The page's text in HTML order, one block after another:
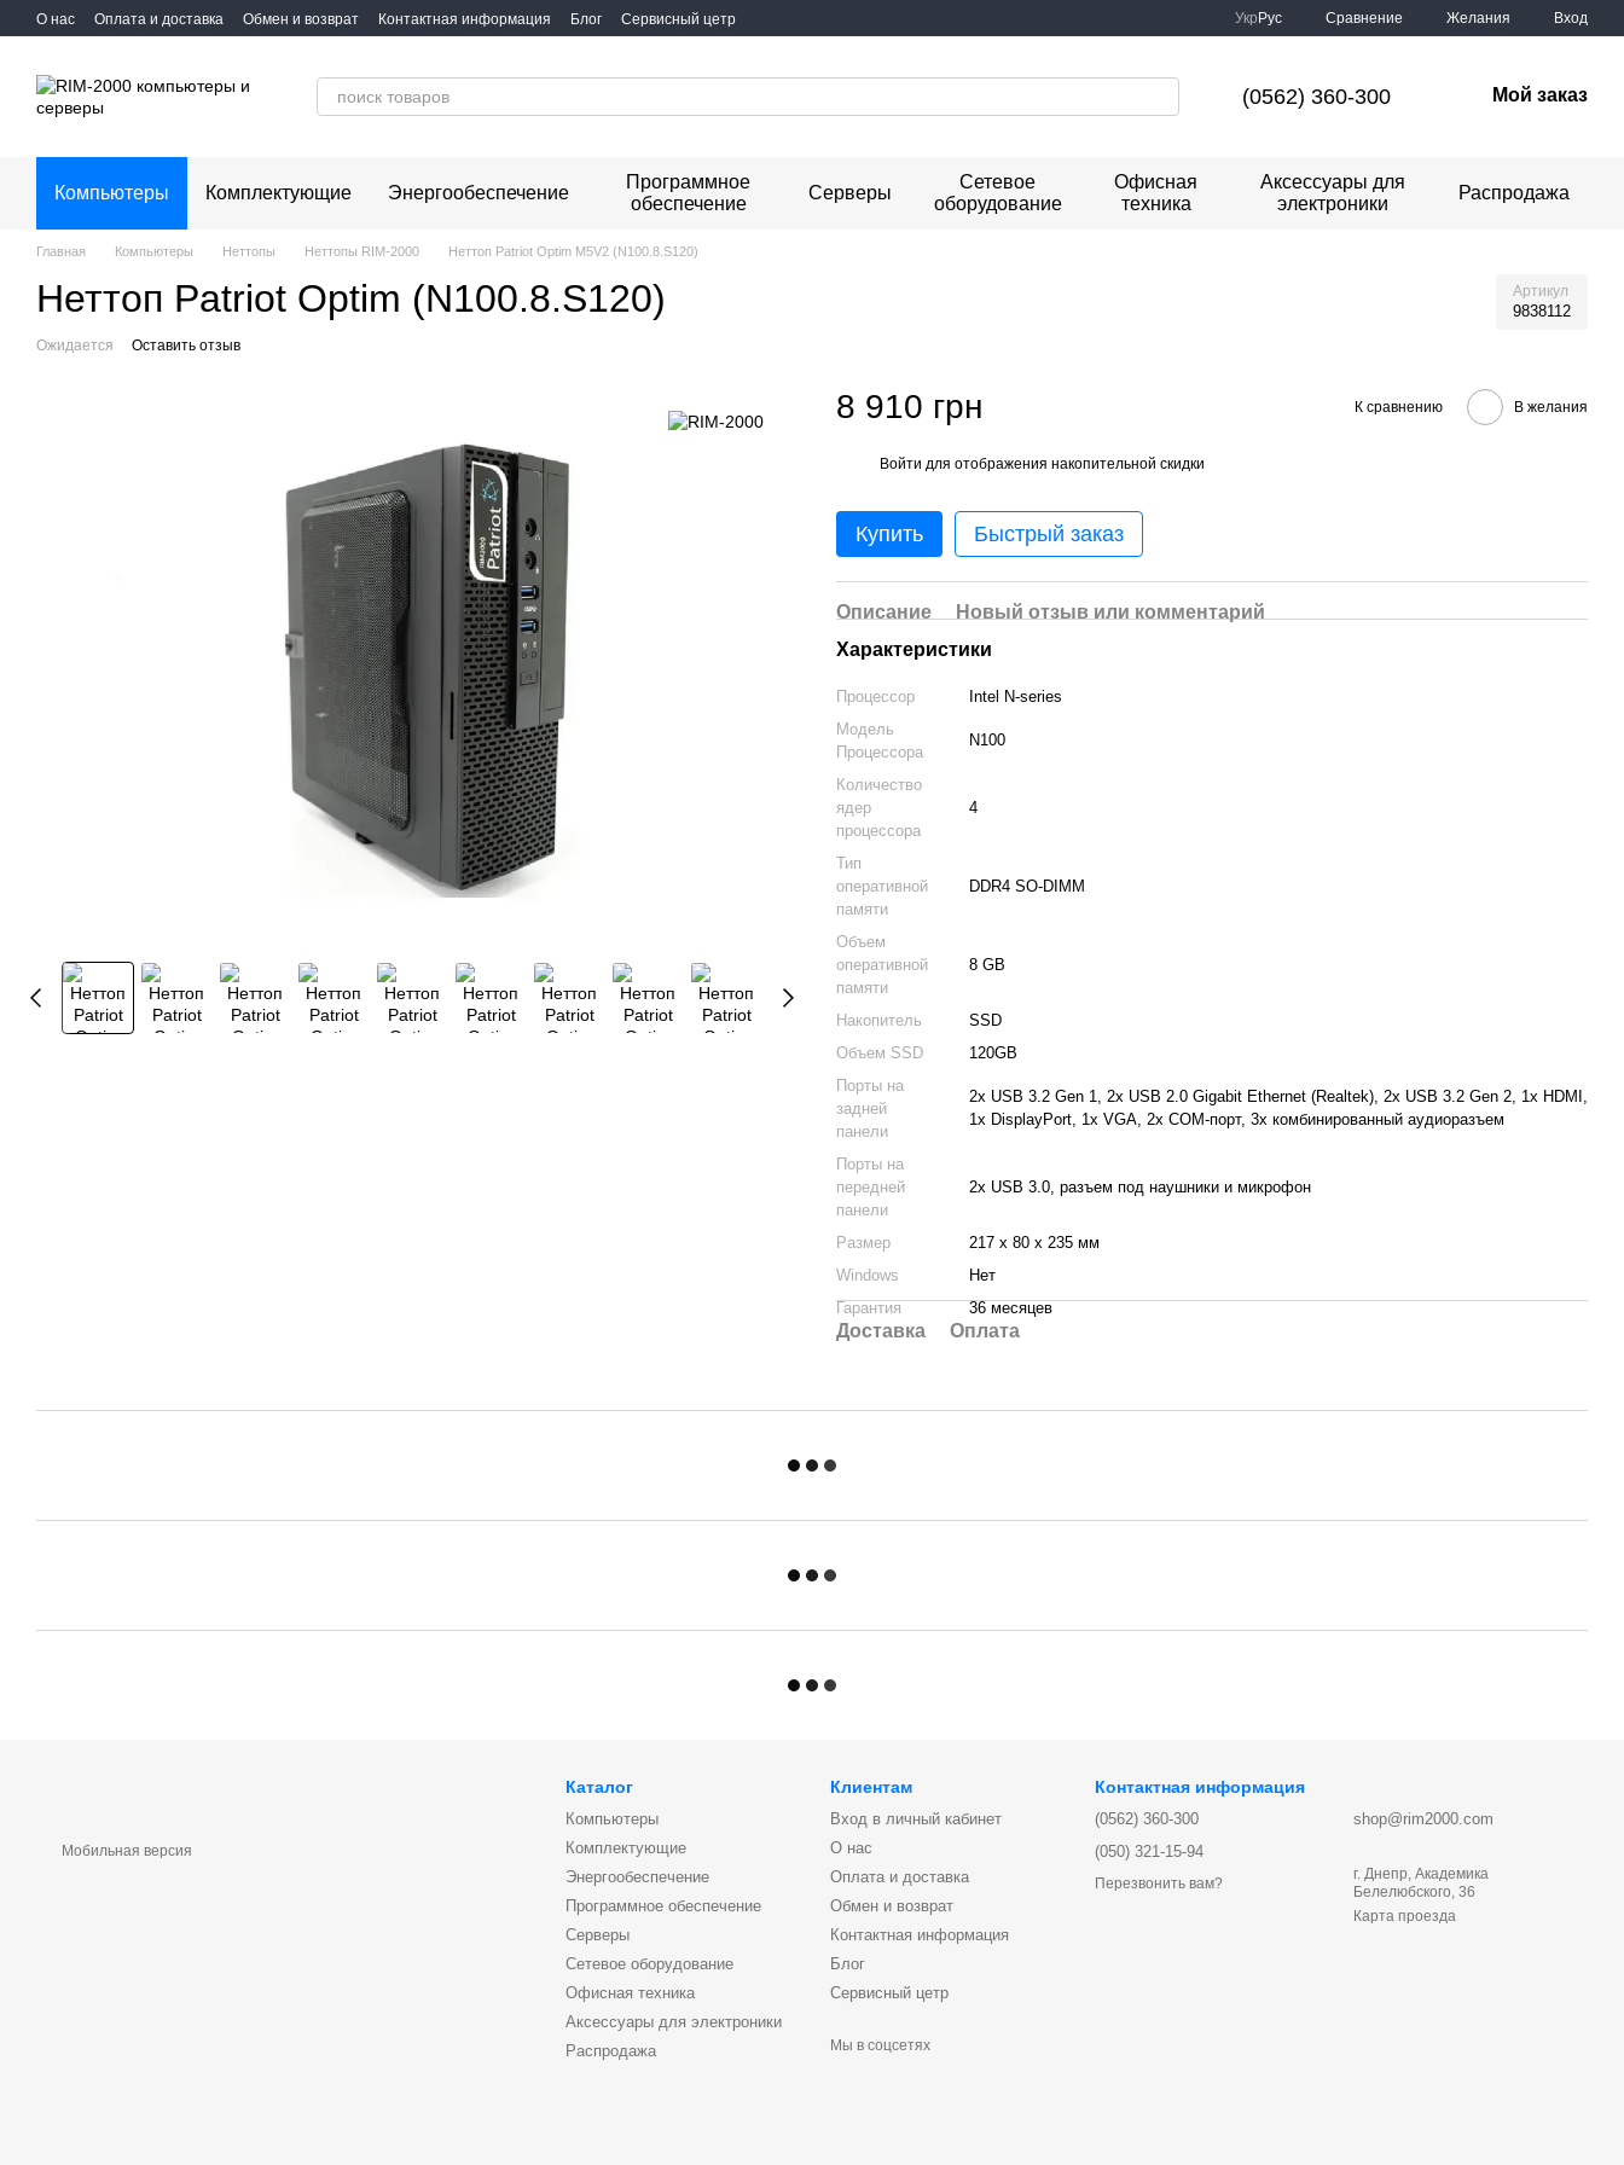
Перейти к основному контенту
О нас Оплата и доставка Обмен и возврат Контактная информация Блог Сервисный цетр Укр Рус Сравнение Желания Вход
(0562) 360-300 Мой заказ
Компьютеры Комплектующие Энергообеспечение
Программное
обеспечение
Серверы
Сетевое
оборудование
Офисная
техника
Аксессуары для
электроники
Распродажа
Главная Компьютеры Неттопы Неттопы RIM-2000 Неттоп Patriot Optim M5V2 (N100.8.S120)
Неттоп Patriot Optim (N100.8.S120) Артикул
9838112
Ожидается Оставить отзыв
8 910 грн К сравнению В желания
Войти для отображения накопительной скидки
Купить Быстрый заказ
Описание
Новый отзыв или комментарий
Характеристики
Процессор
Intel N-series
Модель
Процессора
N100
Количество
ядер
процессора
4
Тип
оперативной
памяти
DDR4 SO-DIMM
Объем
оперативной
памяти
8 GB
Накопитель
SSD
Объем SSD
120GB
Порты на
задней
панели
2х USB 3.2 Gen 1, 2х USB 2.0 Gigabit Ethernet (Realtek), 2х USB 3.2 Gen 2, 1х HDMI,
1х DisplayPort, 1х VGA, 2х COM-порт, 3х комбинированный аудиоразъем
Порты на
передней
панели
2х USB 3.0, разъем под наушники и микрофон
Размер
217 x 80 x 235 мм
Windows
Нет
Гарантия
36 месяцев
Доставка Оплата
Мобильная версия
Каталог
Компьютеры
Комплектующие
Энергообеспечение
Программное обеспечение
Серверы
Сетевое оборудование
Офисная техника
Аксессуары для электроники
Распродажа
Клиентам
Вход в личный кабинет
О нас
Оплата и доставка
Обмен и возврат
Контактная информация
Блог
Сервисный цетр
Мы в соцсетях
Контактная информация
(0562) 360-300
(050) 321-15-94
Перезвонить вам?
shop@rim2000.com
г. Днепр, Академика
Белелюбского, 36
Карта проезда